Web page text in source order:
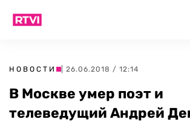
НОВОСТИ | 26.06.2018 / 12:14
В Москве умер поэт и
телеведущий Андрей